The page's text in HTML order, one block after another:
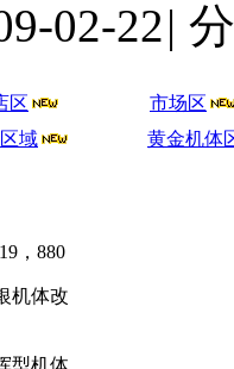
02-22|
区
市场区
域
黄金机体
，880
机体改